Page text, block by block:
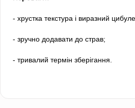
- хрустка текстура і виразний
- зручно додавати до страв;
- тривалий термін зберігання.